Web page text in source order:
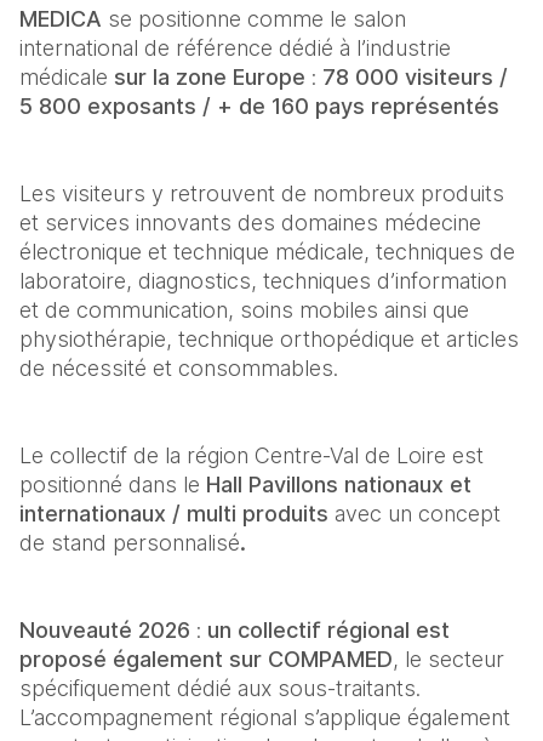
MEDICA se positionne comme le salon
international de référence dédié à l’industrie
médicale sur la zone Europe : 78 000 visiteurs /
5 800 exposants / + de 160 pays représentés
Les visiteurs y retrouvent de nombreux produits
et services innovants des domaines médecine
électronique et technique médicale, techniques de
laboratoire, diagnostics, techniques d’information
et de communication, soins mobiles ainsi que
physiothérapie, technique orthopédique et articles
de nécessité et consommables.
Le collectif de la région Centre-Val de Loire est
positionné dans le Hall Pavillons nationaux et
internationaux / multi produits avec un concept
de stand personnalisé.
Nouveauté 2026 : un collectif régional est
proposé également sur COMPAMED, le secteur
spécifiquement dédié aux sous-traitants.
L’accompagnement régional s’applique également